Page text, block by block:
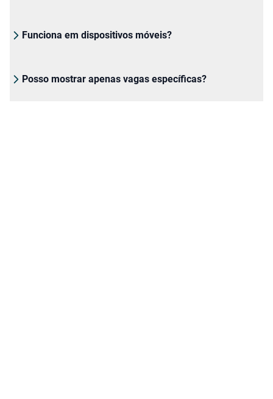
Funciona em dispositivos móveis?
Posso mostrar apenas vagas específicas?